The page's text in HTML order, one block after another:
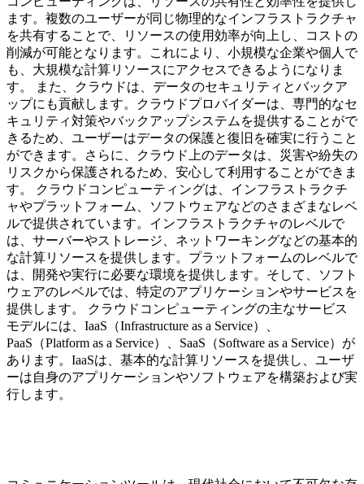
ます。複数のユーザーが同じ物理的なインフラストラクチャ
を共有することで、リソースの使用効率が向上し、コストの
削減が可能となります。これにより、小規模な企業や個人で
も、大規模な計算リソースにアクセスできるようになりま
す。 また、クラウドは、データのセキュリティとバックア
ップにも貢献します。クラウドプロバイダーは、専門的なセ
キュリティ対策やバックアップシステムを提供することがで
きるため、ユーザーはデータの保護と復旧を確実に行うこと
ができます。さらに、クラウド上のデータは、災害や紛失の
リスクから保護されるため、安心して利用することができま
す。 クラウドコンピューティングは、インフラストラクチ
ャやプラットフォーム、ソフトウェアなどのさまざまなレベ
ルで提供されています。インフラストラクチャのレベルで
は、サーバーやストレージ、ネットワーキングなどの基本的
な計算リソースを提供します。プラットフォームのレベルで
は、開発や実行に必要な環境を提供します。そして、ソフト
ウェアのレベルでは、特定のアプリケーションやサービスを
提供します。 クラウドコンピューティングの主なサービス
モデルには、IaaS（Infrastructure as a Service）、
PaaS（Platform as a Service）、SaaS（Software as a Service）が
あります。IaaSは、基本的な計算リソースを提供し、ユーザ
ーは自身のアプリケーションやソフトウェアを構築および実
行します。